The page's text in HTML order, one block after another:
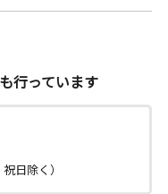
も行っています
日除く）